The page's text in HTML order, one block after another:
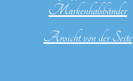
Markenhalsbänder
Ansicht von der Seite